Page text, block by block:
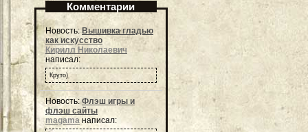
Комментарии
Новость: Вышивка гладью
как искусство
Кирилл Николаевич
написал:
Круто)
Новость:Флэш игры и
флэш сайты
magama написал: